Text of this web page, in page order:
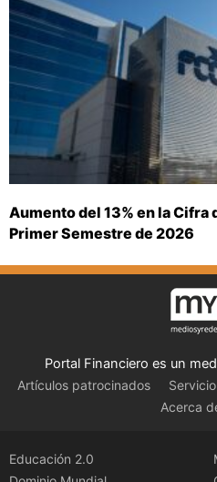
Aumento del 13% en la Cifra
Primer Semestre de 2026
Portal Financiero es un
Artículos patrocinados
Acerca
Educación 2.0